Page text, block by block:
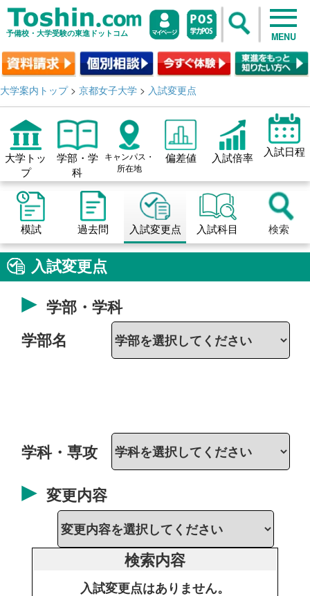
予備校・大学受験の東進ドットコム MENU
大学案内トップ> 京都女子大学 > 入試変更点
大学トッ
プ
学部・学
科
キャンパス・
所在地
偏差値 入試倍率 入試日程
模試 過去問 入試変更点 入試科目 検索
入試変更点
学部・学科
学部名
学科・専攻
変更内容
検索内容
入試変更点はありません。